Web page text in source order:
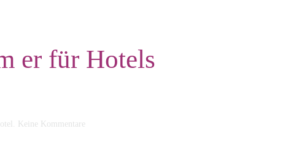
er für Hotels
. Keine Kommentare